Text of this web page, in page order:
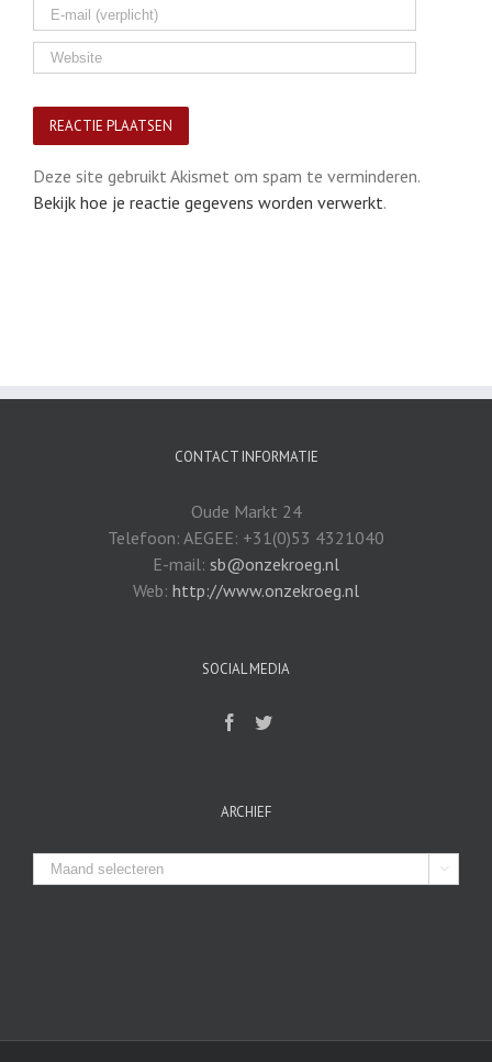
Deze site gebruikt Akismet om spam te verminderen.
Bekijk hoe je reactie gegevens worden verwerkt.
CONTACT INFORMATIE
Oude Markt 24
Telefoon: AEGEE: +31(0)53 4321040
E-mail: sb@onzekroeg.nl
Web: http://www.onzekroeg.nl
SOCIAL MEDIA
ARCHIEF
